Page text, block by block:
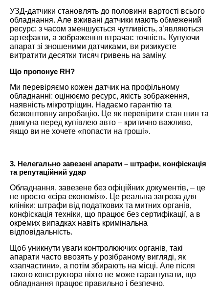
УЗД-датчики становлять до половини вартості всього
обладнання. Але вживані датчики мають обмежений
ресурс: з часом зменшується чутливість, з’являються
артефакти, а зображення втрачає точність. Купуючи
апарат зі зношеними датчиками, ви ризикуєте
витратити десятки тисяч гривень на заміну.
Що пропонує RH?
Ми перевіряємо кожен датчик на профільному
обладнанні: оцінюємо ресурс, якість зображення,
наявність мікротріщин. Надаємо гарантію та
безкоштовну апробацію. Це як перевірити стан шин та
двигуна перед купівлею авто – критично важливо,
якщо ви не хочете «попасти на гроші».
3. Нелегально завезені апарати – штрафи, конфіскація
та репутаційний удар
Обладнання, завезене без офіційних документів, – це
не просто «сіра економія». Це реальна загроза для
клініки: штрафи від податкових та митних органів,
конфіскація техніки, що працює без сертифікації, а в
окремих випадках навіть кримінальна
відповідальність.
Щоб уникнути уваги контролюючих органів, такі
апарати часто ввозять у розібраному вигляді, як
«запчастини», а потім збирають на місці. Але після
такого конструктора ніхто не може гарантувати, що
обладнання працює правильно і безпечно.